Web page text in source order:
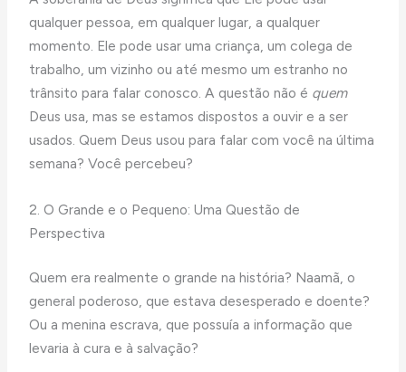
qualquer pessoa, em qualquer lugar, a qualquer
momento. Ele pode usar uma criança, um colega de
trabalho, um vizinho ou até mesmo um estranho no
trânsito para falar conosco. A questão não é quem
Deus usa, mas se estamos dispostos a ouvir e a ser
usados. Quem Deus usou para falar com você na última
semana? Você percebeu?
2. O Grande e o Pequeno: Uma Questão de
Perspectiva
Quem era realmente o grande na história? Naamã, o
general poderoso, que estava desesperado e doente?
Ou a menina escrava, que possuía a informação que
levaria à cura e à salvação?